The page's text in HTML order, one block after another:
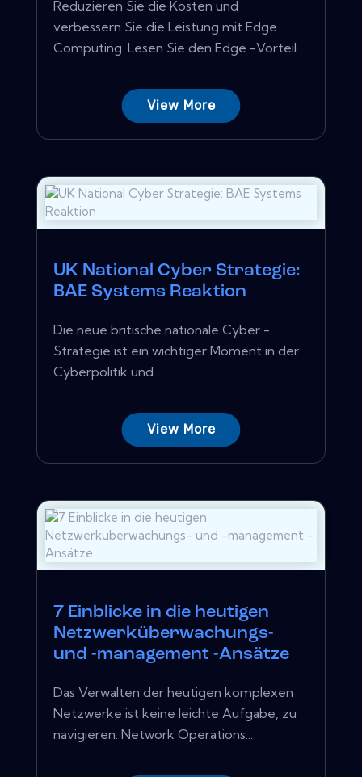
Reduzieren Sie die Kosten und
verbessern Sie die Leistung mit Edge
Computing. Lesen Sie den Edge -Vorteil...
View More
UK National Cyber ​​Strategie:
BAE Systems Reaktion
Die neue britische nationale Cyber ​​-
Strategie ist ein wichtiger Moment in der
Cyberpolitik und...
View More
7 Einblicke in die heutigen
Netzwerküberwachungs-
und -management -Ansätze
Das Verwalten der heutigen komplexen
Netzwerke ist keine leichte Aufgabe, zu
navigieren. Network Operations...